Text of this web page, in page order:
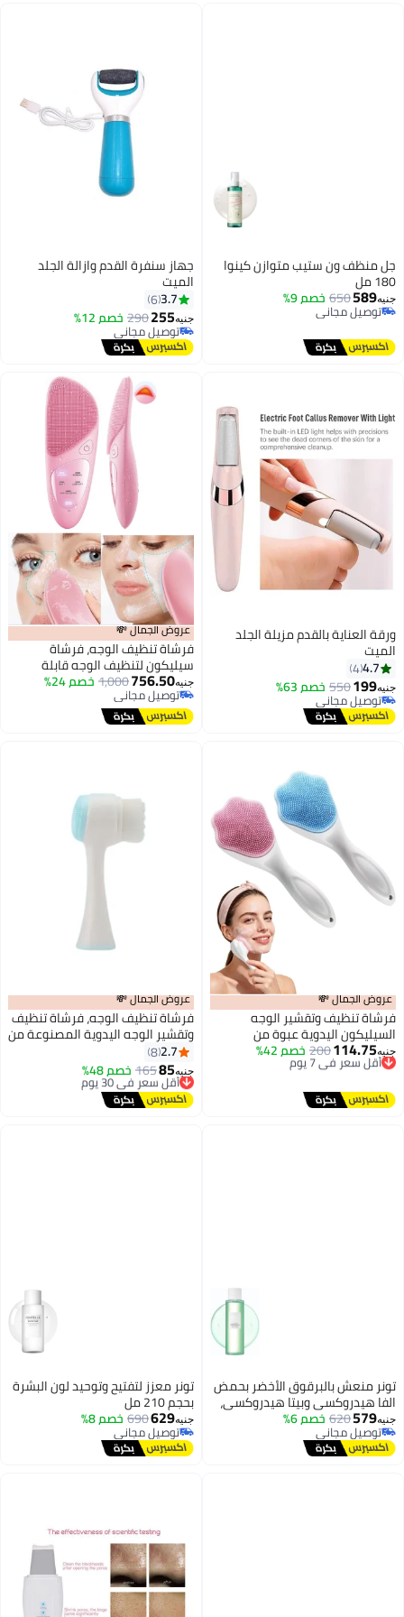
جل منظف ون ستيب متوازن كينوا
180 مل
جنيه589
650 خصم 9%
توصيل مجاني
توصيل مجاني
جهاز سنفرة القدم وازالة الجلد
الميت
3.7
6
جنيه255
290 خصم 12%
توصيل مجاني
توصيل مجاني
ورقة العناية بالقدم مزيلة الجلد
الميت
4.7
4
جنيه199
550 خصم 63%
توصيل مجاني
توصيل مجاني
عروض الجمال 💸
فرشاة تنظيف الوجه، فرشاة
سيليكون لتنظيف الوجه قابلة
اوضاع تنظيف، مقشر كهربائي للوجه
للرجال والنساء للتنظيف والتقشير
والتدليك
جنيه756.50
1,000خصم 24%
توصيل مجاني
توصيل مجاني
عروض الجمال 💸
فرشاة تنظيف وتقشير الوجه
السيليكون اليدوية عبوة من
قطعتين بشعيرات سيليكون ناعمة
لتنظيف المسام وإزالة المكياج
جنيه114.75
200 خصم 42% أقل سعر في 7 يوم
توصيل مجاني
عروض الجمال 💸
فرشاة تنظيف الوجه، فرشاة تنظيف
وتقشير الوجه اليدوية المصنوعة من
السيليكون ذات الرأسين، مقاومة
للماء، للعناية بالبشرة والتدليك
2.7
8
جنيه85
165 خصم 48%
أقل سعر في 30 يوم
توصيل مجاني
أقل سعر في 30 يوم
تونر منعش بالبرقوق الأخضر بحمض
الفا هيدروكسي وبيتا هيدروكسي،
150 مل
جنيه579
620 خصم 6%
توصيل مجاني
توصيل مجاني
تونر معزز لتفتيح وتوحيد لون البشرة
بحجم 210 مل
جنيه629
690 خصم 8%
توصيل مجاني
توصيل مجاني